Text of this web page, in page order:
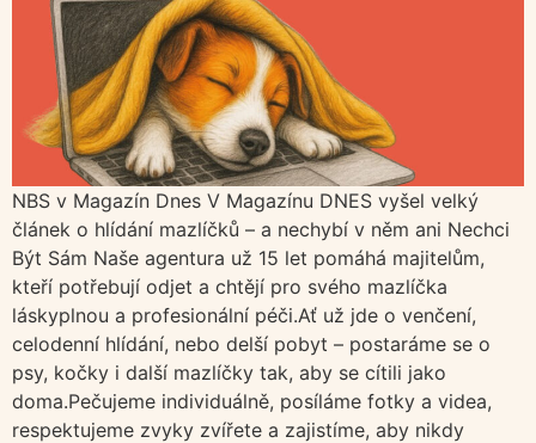
NBS v Magazín Dnes V Magazínu DNES vyšel velký
článek o hlídání mazlíčků – a nechybí v něm ani Nechci
Být Sám Naše agentura už 15 let pomáhá majitelům,
kteří potřebují odjet a chtějí pro svého mazlíčka
láskyplnou a profesionální péči.Ať už jde o venčení,
celodenní hlídání, nebo delší pobyt – postaráme se o
psy, kočky i další mazlíčky tak, aby se cítili jako
doma.Pečujeme individuálně, posíláme fotky a videa,
respektujeme zvyky zvířete a zajistíme, aby nikdy